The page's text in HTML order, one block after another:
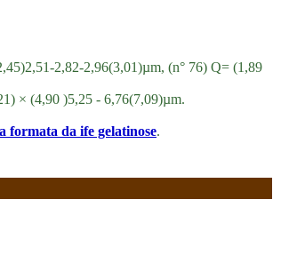
2,82-2,96(3,01)µm, (n° 76) Q= (1,89
× (4,90 )5,25 - 6,76(7,09)µm.
formata da ife gelatinose.